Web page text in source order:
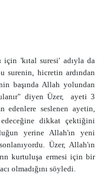
'kıtal suresi' adıyla da
surenin, hicretin ardından
başında Allah yolundan
diyen Üzer,
ayeti 3
edenlere seslenen ayetin,
dikkat çektiğini
yerine Allah'ın yeni
Üzer, Allah'ın
kurtuluşa ermesi için bir
olmadığını söyledi.